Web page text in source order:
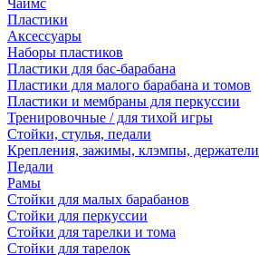
Чаймс
Пластики
Аксессуары
Наборы пластиков
Пластики для бас-барабана
Пластики для малого барабана и томов
Пластики и мембраны для перкуссии
Тренировочные / для тихой игры
Стойки, стулья, педали
Крепления, зажимы, клэмпы, держатели
Педали
Рамы
Стойки для малых барабанов
Стойки для перкуссии
Стойки для тарелки и тома
Стойки для тарелок